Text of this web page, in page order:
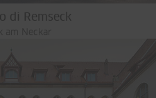
di Remseck
am Neckar